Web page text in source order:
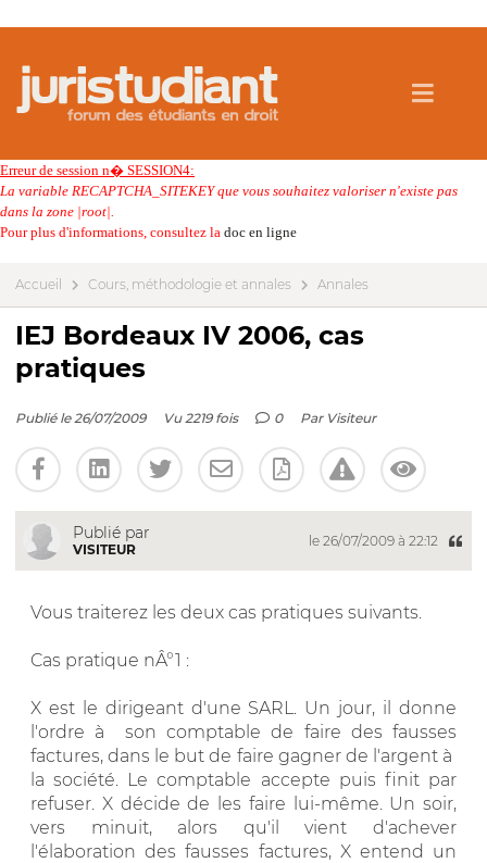
Erreur de session n� SESSION4:
La variable RECAPTCHA_SITEKEY que vous souhaitez valoriser n'existe pas
dans la zone |root|.
Pour plus d'informations, consultez la doc en ligne
Accueil Cours, méthodologie et annales Annales
IEJ Bordeaux IV 2006, cas
pratiques
Publié le 26/07/2009 Vu 2219 fois 0 Par Visiteur
Publié par
VISITEUR
le 26/07/2009 à 22:12
Vous traiterez les deux cas pratiques suivants.
Cas pratique nÂ°1 :
X est le dirigeant d'une SARL. Un jour, il donne
l'ordre à son comptable de faire des fausses
factures, dans le but de faire gagner de l'argent à
la société. Le comptable accepte puis finit par
refuser. X décide de les faire lui-même. Un soir,
vers minuit, alors qu'il vient d'achever
l'élaboration des fausses factures, X entend un